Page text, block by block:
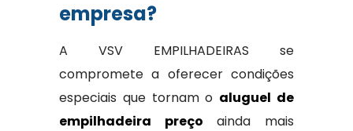
empresa?
A VSV EMPILHADEIRAS se
compromete a oferecer condições
especiais que tornam o aluguel de
empilhadeira preço ainda mais